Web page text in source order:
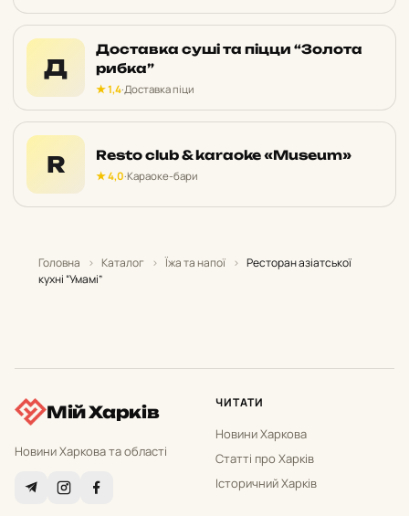
Д
Доставка суші та піцци “Золота
рибка”
★ 1,4·Доставка піци
R Resto club & karaoke «Museum»
★ 4,0·Караоке-бари
Головна › Каталог › Їжа та напої › Ресторан азіатської
кухні “Умамі”
Мій Харків
Новини Харкова та області
ЧИТАТИ
Новини Харкова
Статті про Харків
Історичний Харків